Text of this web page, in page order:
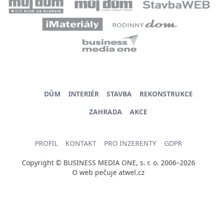
DŮM INTERIÉR STAVBA
REKONSTRUKCE
ZAHRADA
AKCE
PROFIL KONTAKT PRO INZERENTY GDPR
Copyright © BUSINESS MEDIA ONE, s. r. o. 2006–2026